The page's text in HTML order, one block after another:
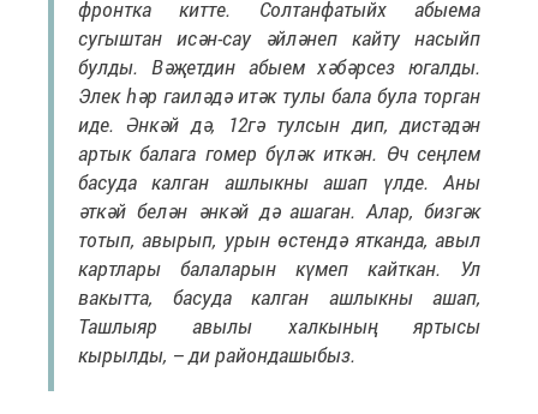
фронтка китте. Солтанфатыйх абыема
сугыштан исән-сау әйләнеп кайту насыйп
булды. Вәҗетдин абыем хәбәрсез югалды.
Элек һәр гаиләдә итәк тулы бала була торган
иде. Әнкәй дә, 12гә тулсын дип, дистәдән
артык балага гомер бүләк иткән. Өч сеңлем
басуда калган ашлыкны ашап үлде. Аны
әткәй белән әнкәй дә ашаган. Алар, бизгәк
тотып, авырып, урын өстендә ятканда, авыл
картлары балаларын күмеп кайткан. Ул
вакытта, басуда калган ашлыкны ашап,
Ташлыяр авылы халкының яртысы
кырылды, – ди райондашыбыз.